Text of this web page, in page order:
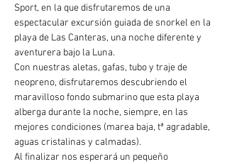
Sport, en la que disfrutaremos de una
espectacular excursión guiada de snorkel en la
playa de Las Canteras, una noche diferente y
aventurera bajo la Luna.
Con nuestras aletas, gafas, tubo y traje de
neopreno, disfrutaremos descubriendo el
maravilloso fondo submarino que esta playa
alberga durante la noche, siempre, en las
mejores condiciones (marea baja, tª agradable,
aguas cristalinas y calmadas).
Al finalizar nos esperará un pequeño